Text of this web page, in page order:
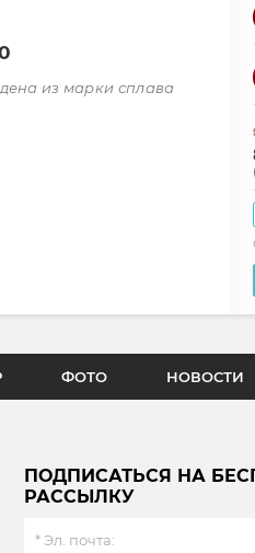
из марки сплава
ФОТО НОВОСТИ
ПОДПИСАТЬСЯ НА
РАССЫЛКУ